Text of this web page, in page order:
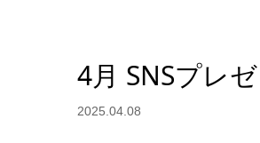
4月 SNSプレ
2025.04.08